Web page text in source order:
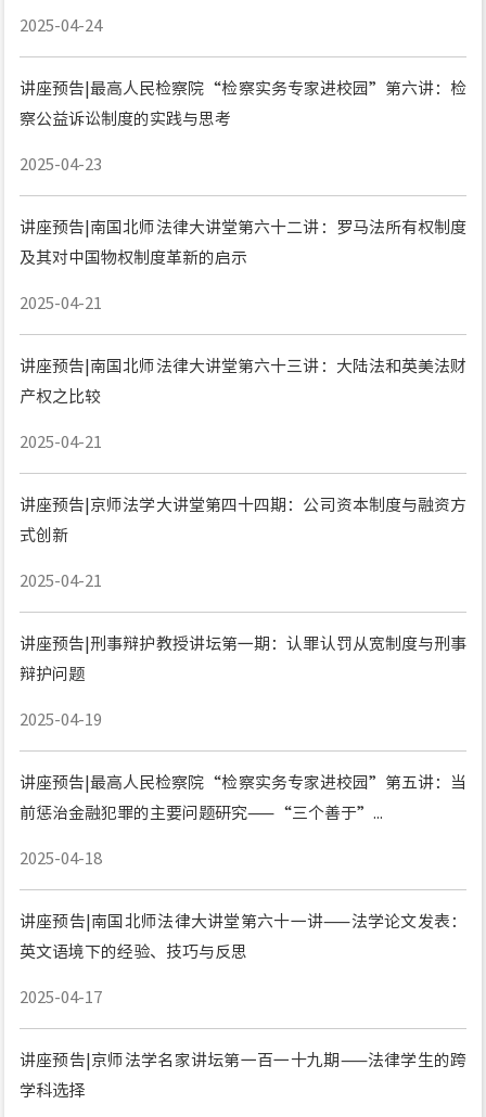
2025-04-24
讲座预告|最高人民检察院“检察实务专家进校园”第六讲：检
察公益诉讼制度的实践与思考
2025-04-23
讲座预告|南国北师法律大讲堂第六十二讲：罗马法所有权制度
及其对中国物权制度革新的启示
2025-04-21
讲座预告|南国北师法律大讲堂第六十三讲：大陆法和英美法财
产权之比较
2025-04-21
讲座预告|京师法学大讲堂第四十四期：公司资本制度与融资方
式创新
2025-04-21
讲座预告|刑事辩护教授讲坛第一期：认罪认罚从宽制度与刑事
辩护问题
2025-04-19
讲座预告|最高人民检察院“检察实务专家进校园”第五讲：当
前惩治金融犯罪的主要问题研究——“三个善于”...
2025-04-18
讲座预告|南国北师法律大讲堂第六十一讲——法学论文发表：
英文语境下的经验、技巧与反思
2025-04-17
讲座预告|京师法学名家讲坛第一百一十九期——法律学生的跨
学科选择